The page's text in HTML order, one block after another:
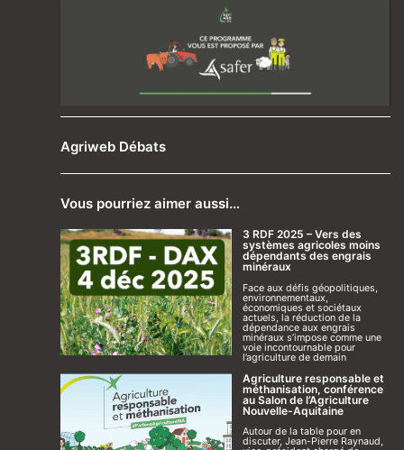
Agriweb Débats
Vous pourriez aimer aussi…
3 RDF 2025 – Vers des
systèmes agricoles moins
dépendants des engrais
minéraux
Face aux défis géopolitiques,
environnementaux,
économiques et sociétaux
actuels, la réduction de la
dépendance aux engrais
minéraux s’impose comme une
voie incontournable pour
l’agriculture de demain
Agriculture responsable et
méthanisation, conférence
au Salon de l’Agriculture
Nouvelle-Aquitaine
Autour de la table pour en
discuter, Jean-Pierre Raynaud,